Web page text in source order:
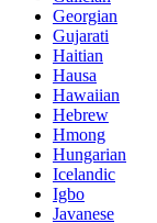
Georgian
Gujarati
Haitian
Hausa
Hawaiian
Hebrew
Hmong
Hungarian
Icelandic
Igbo
Javanese